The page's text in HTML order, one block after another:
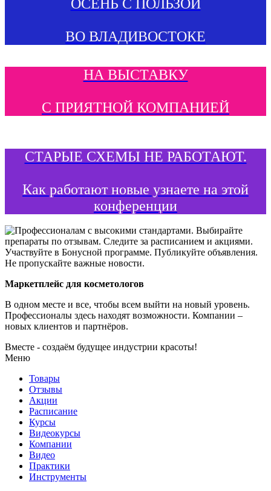
ОСЕНЬ С ПОЛЬЗОЙ
ВО ВЛАДИВОСТОКЕ
НА ВЫСТАВКУ
С ПРИЯТНОЙ КОМПАНИЕЙ
СТАРЫЕ СХЕМЫ НЕ РАБОТАЮТ.
Как работают новые узнаете на этой
конференции
Маркетплейс для косметологов
В одном месте и все, чтобы всем выйти на новый уровень.
Профессионалы здесь находят возможности. Компании –
новых клиентов и партнёров.
Вместе - создаём будущее индустрии красоты!
Меню
Товары
Отзывы
Акции
Расписание
Курсы
Видеокурсы
Компании
Видео
Практики
Инструменты